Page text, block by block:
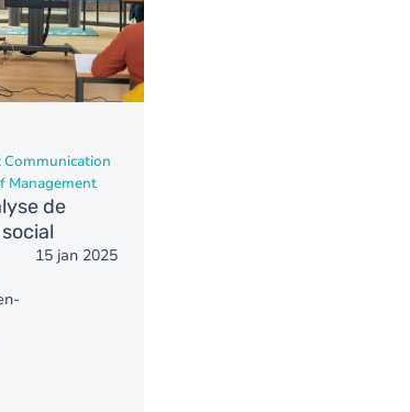
Communication
Management
de
15 jan 2025